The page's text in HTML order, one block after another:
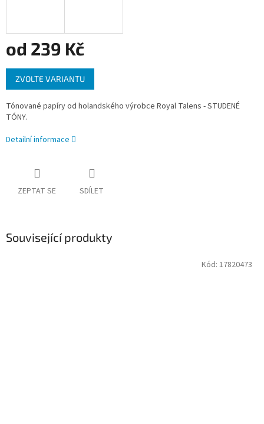
od 239 Kč
Měrná
cena:
ZVOLTE VARIANTU
Tónované papíry od holandského výrobce Royal Talens - STUDENÉ
TÓNY.
Detailní informace
ZEPTAT SE SDÍLET
Související produkty
Kód: 17820473